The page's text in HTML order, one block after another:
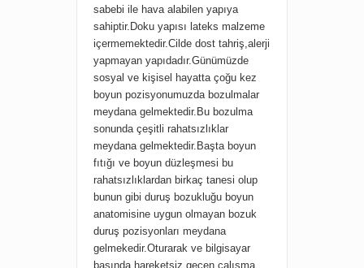
sabebi ile hava alabilen yapıya
sahiptir.Doku yapısı lateks malzeme
içermemektedir.Cilde dost tahriş,alerji
yapmayan yapıdadır.Günümüzde
sosyal ve kişisel hayatta çoğu kez
boyun pozisyonumuzda bozulmalar
meydana gelmektedir.Bu bozulma
sonunda çeşitli rahatsızlıklar
meydana gelmektedir.Başta boyun
fıtığı ve boyun düzleşmesi bu
rahatsızlıklardan birkaç tanesi olup
bunun gibi duruş bozukluğu boyun
anatomisine uygun olmayan bozuk
duruş pozisyonları meydana
gelmekedir.Oturarak ve bilgisayar
başında hareketsiz geçen çalışma